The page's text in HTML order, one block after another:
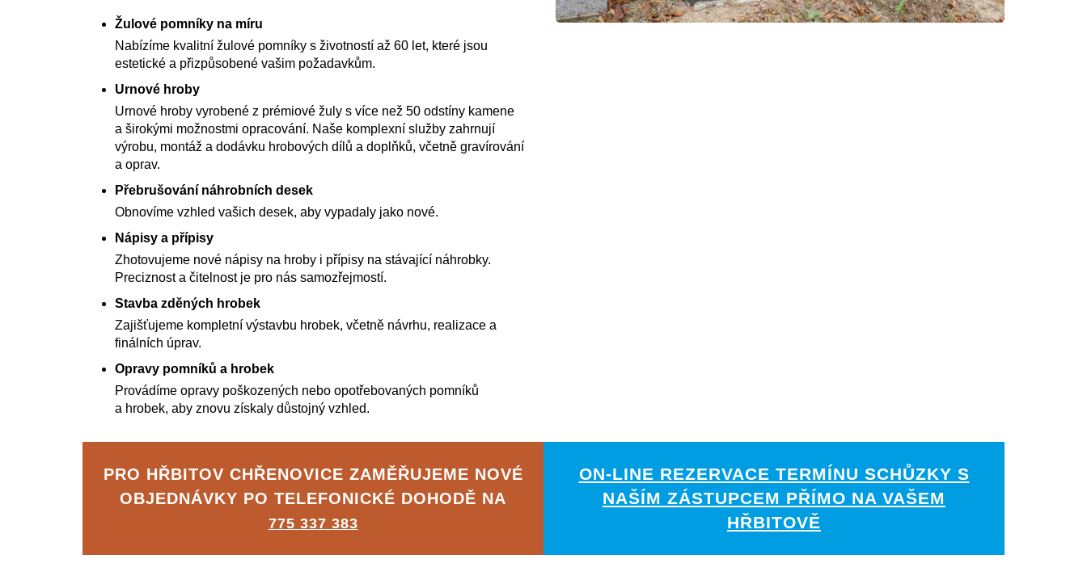
Žulové pomníky na míru
Nabízíme kvalitní žulové pomníky s životností až 60 let, které jsou
estetické a přizpůsobené vašim požadavkům.
Urnové hroby
Urnové hroby vyrobené z prémiové žuly s více než 50 odstíny kamene
a širokými možnostmi opracování. Naše komplexní služby zahrnují
výrobu, montáž a dodávku hrobových dílů a doplňků, včetně gravírování
a oprav.
Přebrušování náhrobních desek
Obnovíme vzhled vašich desek, aby vypadaly jako nové.
Nápisy a přípisy
Zhotovujeme nové nápisy na hroby i přípisy na stávající náhrobky.
Preciznost a čitelnost je pro nás samozřejmostí.
Stavba zděných hrobek
Zajišťujeme kompletní výstavbu hrobek, včetně návrhu, realizace a
finálních úprav.
Opravy pomníků a hrobek
Provádíme opravy poškozených nebo opotřebovaných pomníků
a hrobek, aby znovu získaly důstojný vzhled.
PRO HŘBITOV CHŘENOVICE ZAMĚŘUJEME NOVÉ
OBJEDNÁVKY PO TELEFONICKÉ DOHODĚ NA
775 337 383
ON-LINE REZERVACE TERMÍNU SCHŮZKY S
NAŠÍM ZÁSTUPCEM PŘÍMO NA VAŠEM
HŘBITOVĚ